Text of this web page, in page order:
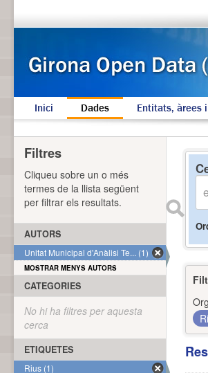
Inici Dades Entitats, àrees
Filtres
Cliqueu sobre un o més
termes de la llista següent
per filtrar els resultats.
AUTORS
Unitat Municipal d'Anàlisi Te... (1)
MOSTRAR MENYS AUTORS
CATEGORIES
No hi ha filtres per aquesta
cerca
ETIQUETES
Rius (1)